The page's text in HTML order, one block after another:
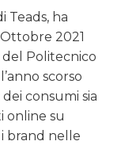
Teads, ha
2021
del Politecnico
scorso
consumi sia
online su
brand nelle